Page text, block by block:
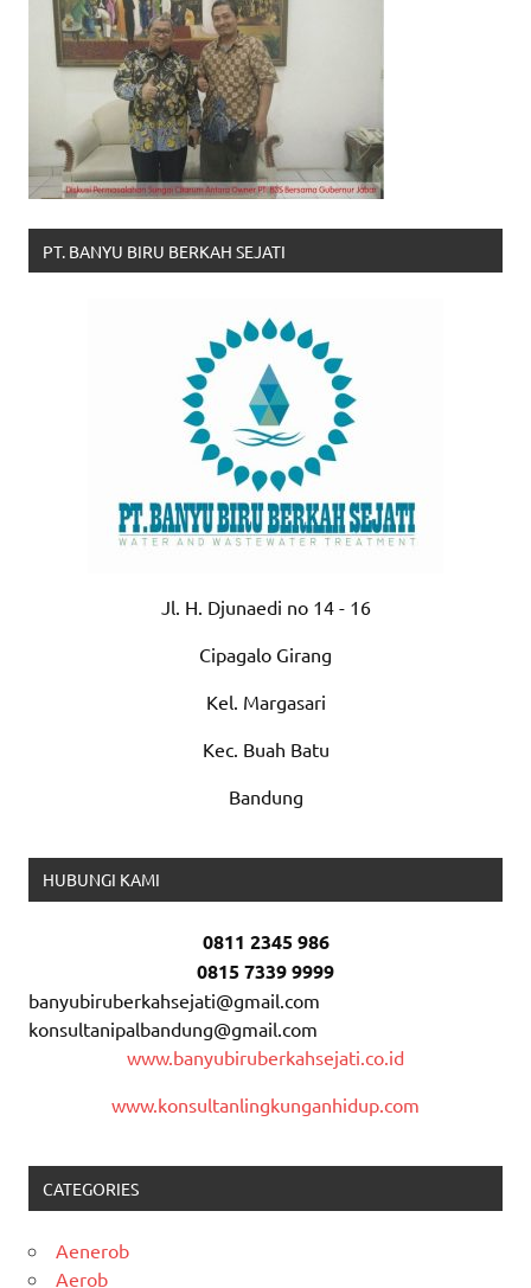
PT. BANYU BIRU BERKAH SEJATI
Jl. H. Djunaedi no 14 - 16
Cipagalo Girang
Kel. Margasari
Kec. Buah Batu
Bandung
HUBUNGI KAMI
0811 2345 986
0815 7339 9999
banyubiruberkahsejati@gmail.com
konsultanipalbandung@gmail.com
www.banyubiruberkahsejati.co.id
www.konsultanlingkunganhidup.com
CATEGORIES
Aenerob
Aerob